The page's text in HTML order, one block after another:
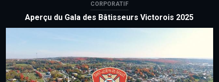
CORPORATIF
Aperçu du Gala des Bâtisseurs Victorois 2025